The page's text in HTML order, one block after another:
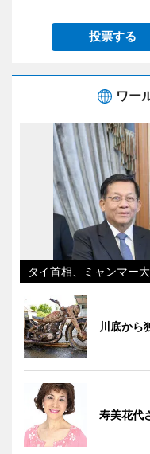
投票する
ワー
タイ首相、ミャンマー
川底から
寿美花代